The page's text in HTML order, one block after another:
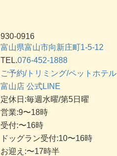
930-0916
富山県富山市向新庄町1-5-12
TEL.076-452-1888
ご予約/トリミング/ペットホテル
富山店 公式LINE
定休日:毎週水曜/第5日曜
営業:9〜18時
受付:〜16時
ドッグラン受付:10〜16時
お迎え:〜17時半